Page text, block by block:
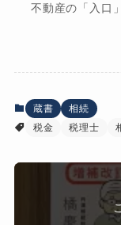
不動産の「入口
蔵書
相続
税金
税理士